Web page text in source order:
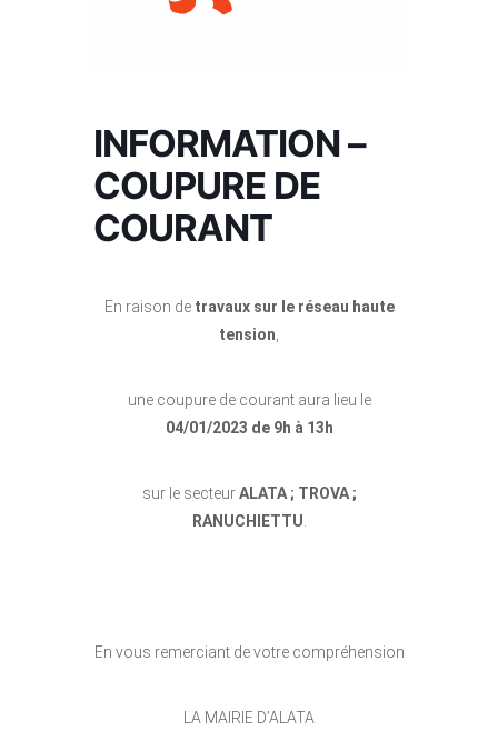
INFORMATION –
COUPURE DE
COURANT
En raison de travaux sur le réseau haute
tension
une coupure de courant aura lieu le
04/01/2023 de 9h à 13h
sur le secteurALATA ; TROVA ;
RANUCHIETTU
En vous remerciant de votre compréhension
LA MAIRIE D’ALATA